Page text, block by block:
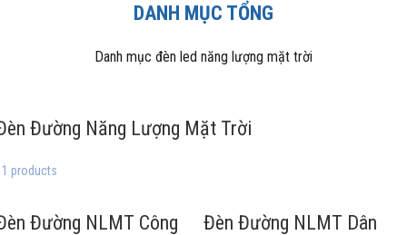
DANH MỤC TỔNG
Danh mục đèn led năng lượng mặt trời
Đường Năng Lượng Mặt Trời
products
Đường NLMT Công
Đèn Đường NLMT Dân